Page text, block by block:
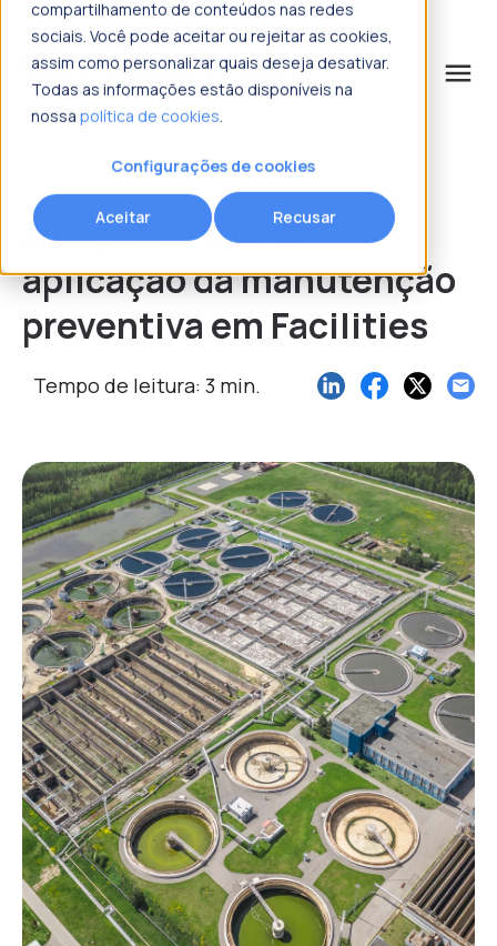
compartilhamento de conteúdos nas redes
sociais. Você pode aceitar ou rejeitar as cookies,
assim como personalizar quais deseja desativar.
Todas as informações estão disponíveis na
nossa política de cookies.
Configurações de cookies
Aceitar Recusar
menu
o que procura?
A importância da
aplicação da manutenção
preventiva em Facilities
Tempo de leitura: 3 min.